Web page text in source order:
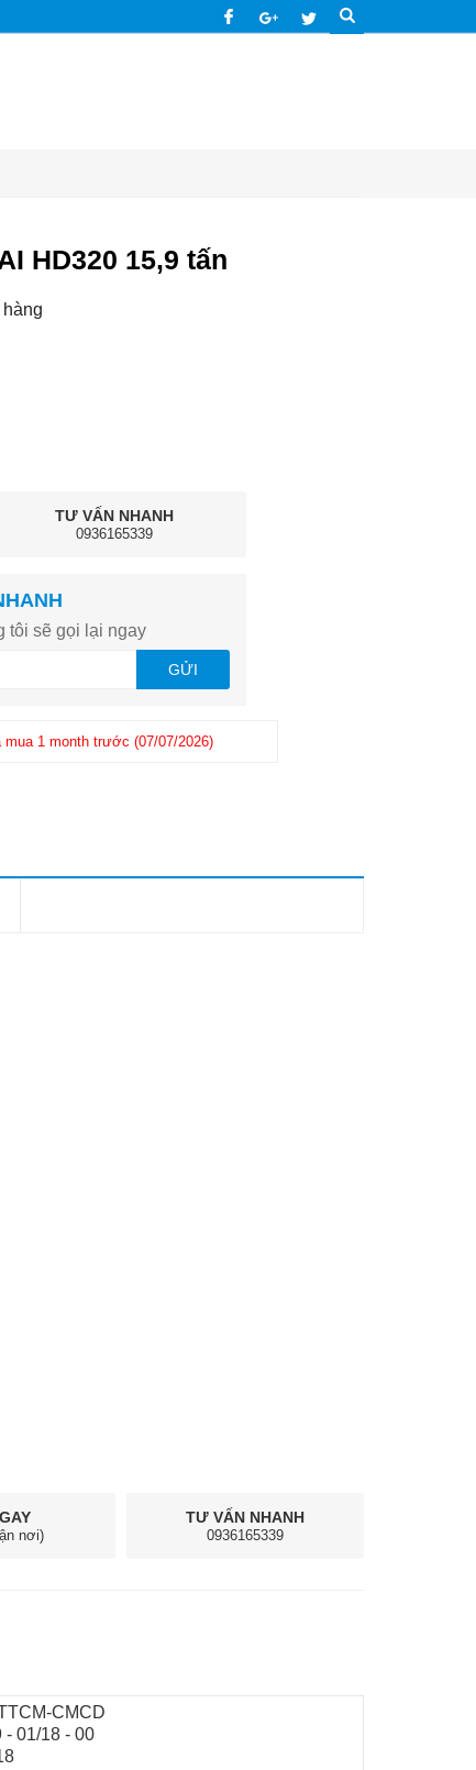
HD320 15,9 tấn
TƯ VẤN NHANH
0936165339
tôi sẽ gọi lại ngay
GỬI
trước (25/06/2026)
nơi)
TƯ VẤN NHANH
0936165339
CMCD
01/18 - 00